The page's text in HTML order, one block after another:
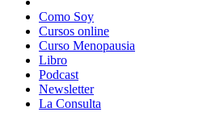
Como Soy
Cursos online
Curso Menopausia
Libro
Podcast
Newsletter
La Consulta